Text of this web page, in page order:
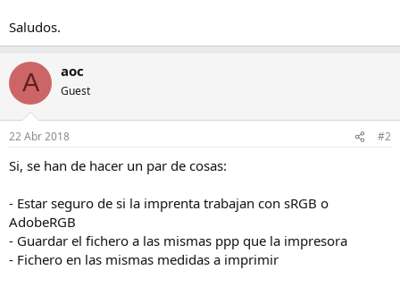
Saludos.
A aoc
Guest
22 Abr 2018 #2
Si, se han de hacer un par de cosas:
- Estar seguro de si la imprenta trabajan con sRGB o
AdobeRGB
- Guardar el fichero a las mismas ppp que la impresora
- Fichero en las mismas medidas a imprimir